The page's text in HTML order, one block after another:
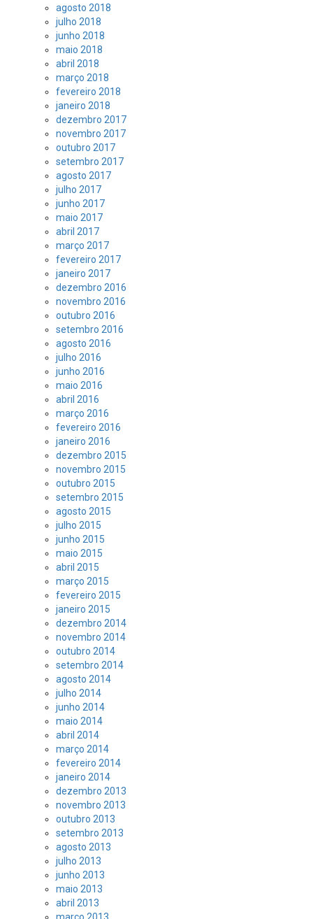
agosto 2018
julho 2018
junho 2018
maio 2018
abril 2018
março 2018
fevereiro 2018
janeiro 2018
dezembro 2017
novembro 2017
outubro 2017
setembro 2017
agosto 2017
julho 2017
junho 2017
maio 2017
abril 2017
março 2017
fevereiro 2017
janeiro 2017
dezembro 2016
novembro 2016
outubro 2016
setembro 2016
agosto 2016
julho 2016
junho 2016
maio 2016
abril 2016
março 2016
fevereiro 2016
janeiro 2016
dezembro 2015
novembro 2015
outubro 2015
setembro 2015
agosto 2015
julho 2015
junho 2015
maio 2015
abril 2015
março 2015
fevereiro 2015
janeiro 2015
dezembro 2014
novembro 2014
outubro 2014
setembro 2014
agosto 2014
julho 2014
junho 2014
maio 2014
abril 2014
março 2014
fevereiro 2014
janeiro 2014
dezembro 2013
novembro 2013
outubro 2013
setembro 2013
agosto 2013
julho 2013
junho 2013
maio 2013
abril 2013
março 2013